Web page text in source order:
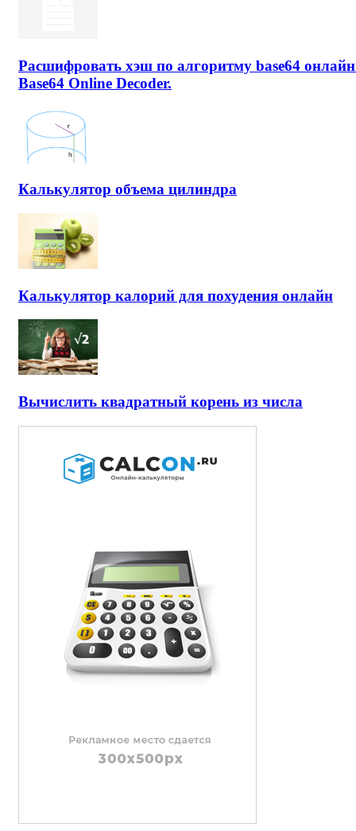
Расшифровать хэш по алгоритму base64
Base64 Online Decoder.
Калькулятор объема цилиндра
Калькулятор калорий для похудения онлайн
Вычислить квадратный корень из числа